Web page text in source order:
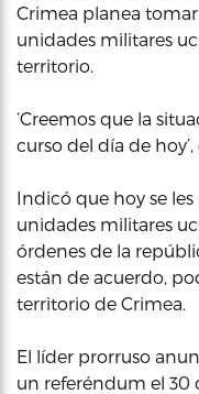
Crimea planea
unidades militares
territorio.
‘Creemos que la
curso del día de
Indicó que hoy se
unidades militares
órdenes de la
están de acuerdo,
territorio de Crimea.
El líder prorruso
un referéndum el 30